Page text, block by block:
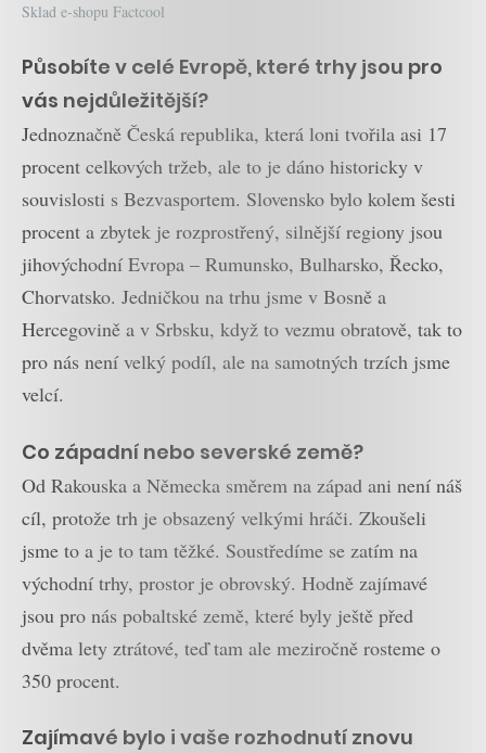
Sklad e-shopu Factcool
Působíte v celé Evropě, které trhy jsou pro
vás nejdůležitější?
Jednoznačně Česká republika, která loni tvořila asi 17
procent celkových tržeb, ale to je dáno historicky v
souvislosti s Bezvasportem. Slovensko bylo kolem šesti
procent a zbytek je rozprostřený, silnější regiony jsou
jihovýchodní Evropa – Rumunsko, Bulharsko, Řecko,
Chorvatsko. Jedničkou na trhu jsme v Bosně a
Hercegovině a v Srbsku, když to vezmu obratově, tak to
pro nás není velký podíl, ale na samotných trzích jsme
velcí.
Co západní nebo severské země?
Od Rakouska a Německa směrem na západ ani není náš
cíl, protože trh je obsazený velkými hráči. Zkoušeli
jsme to a je to tam těžké. Soustředíme se zatím na
východní trhy, prostor je obrovský. Hodně zajímavé
jsou pro nás pobaltské země, které byly ještě před
dvěma lety ztrátové, teď tam ale meziročně rosteme o
350 procent.
Zajímavé bylo i vaše rozhodnutí znovu